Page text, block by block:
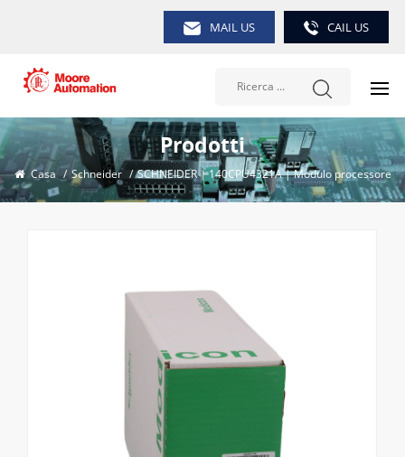
MAIL US CAIL US
Prodotti
Casa / Schneider / SCHNEIDER | 140CPU4321A | Modulo processore